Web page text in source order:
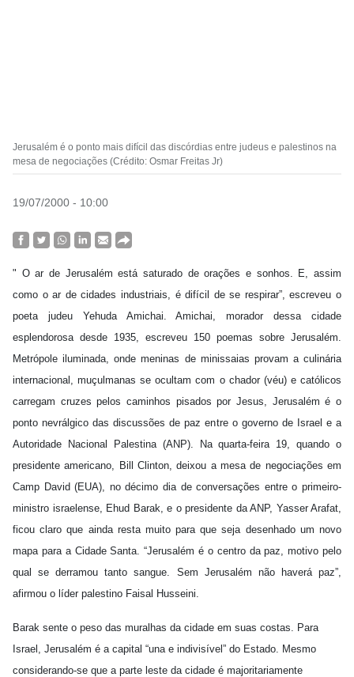
Jerusalém é o ponto mais difícil das discórdias entre judeus e palestinos na
mesa de negociações (Crédito: Osmar Freitas Jr)
19/07/2000 - 10:00
" O ar de Jerusalém está saturado de orações e sonhos. E, assim
como o ar de cidades industriais, é difícil de se respirar”, escreveu o
poeta judeu Yehuda Amichai. Amichai, morador dessa cidade
esplendorosa desde 1935, escreveu 150 poemas sobre Jerusalém.
Metrópole iluminada, onde meninas de minissaias provam a culinária
internacional, muçulmanas se ocultam com o chador (véu) e católicos
carregam cruzes pelos caminhos pisados por Jesus, Jerusalém é o
ponto nevrálgico das discussões de paz entre o governo de Israel e a
Autoridade Nacional Palestina (ANP). Na quarta-feira 19, quando o
presidente americano, Bill Clinton, deixou a mesa de negociações em
Camp David (EUA), no décimo dia de conversações entre o primeiro-
ministro israelense, Ehud Barak, e o presidente da ANP, Yasser Arafat,
ficou claro que ainda resta muito para que seja desenhado um novo
mapa para a Cidade Santa. “Jerusalém é o centro da paz, motivo pelo
qual se derramou tanto sangue. Sem Jerusalém não haverá paz”,
afirmou o líder palestino Faisal Husseini.
Barak sente o peso das muralhas da cidade em suas costas. Para
Israel, Jerusalém é a capital “una e indivisível” do Estado. Mesmo
considerando-se que a parte leste da cidade é majoritariamente